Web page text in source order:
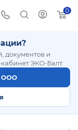
0
документов и
ЭКО-Балт.
ООО